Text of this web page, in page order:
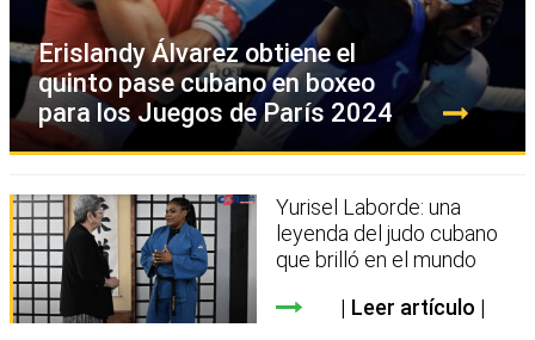
Erislandy Álvarez obtiene el
quinto pase cubano en boxeo
para los Juegos de París 2024
Yurisel Laborde: una
leyenda del judo cubano
que brilló en el mundo
Leer artículo